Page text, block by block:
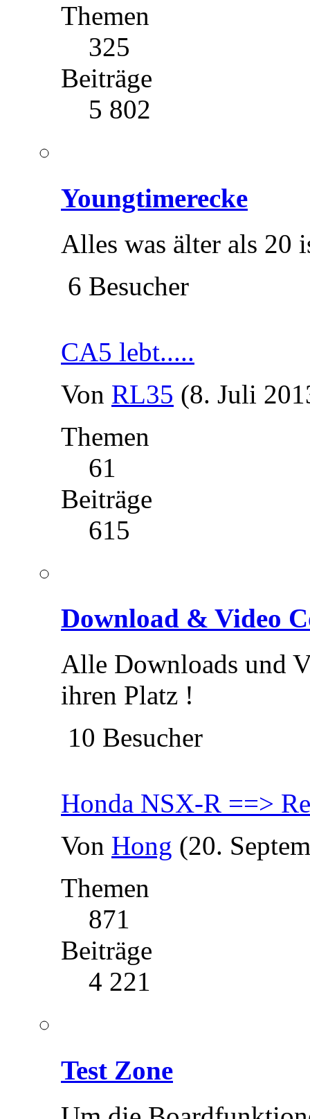
Themen
325
Beiträge
5 802
Youngtimerecke
Alles was älter als 20
6 Besucher
CA5 lebt.....
Von RL35 (8. Juli
Themen
61
Beiträge
615
Download & Video
Alle Downloads und
ihren Platz !
10 Besucher
Honda NSX-R ==>
Von Hong (20.
Themen
871
Beiträge
4 221
Test Zone